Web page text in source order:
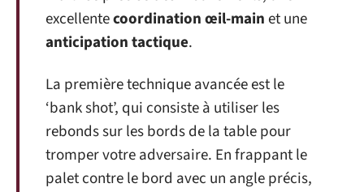
excellentecoordination œil-mainet une
anticipation tactique.
La première technique avancée est le
‘bank shot’, qui consiste à utiliser les
rebonds sur les bords de la table pour
tromper votre adversaire. En frappant le
palet contre le bord avec un angle précis,